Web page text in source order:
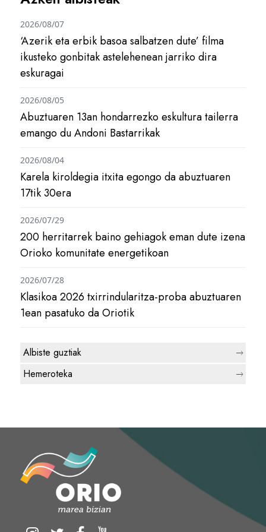
‘Azerik eta erbik basoa salbatzen dute’ filma
ikusteko gonbitak astelehenean jarriko dira
eskuragai
2026/08/07
Abuztuaren 13an hondarrezko eskultura tailerra
emango du Andoni Bastarrikak
2026/08/05
Karela kiroldegia itxita egongo da abuztuaren
17tik 30era
2026/08/04
200 herritarrek baino gehiagok eman dute izena
Orioko komunitate energetikoan
2026/07/29
Klasikoa 2026 txirrindularitza-proba abuztuaren
1ean pasatuko da Oriotik
2026/07/28
Albiste guztiak
Hemeroteka